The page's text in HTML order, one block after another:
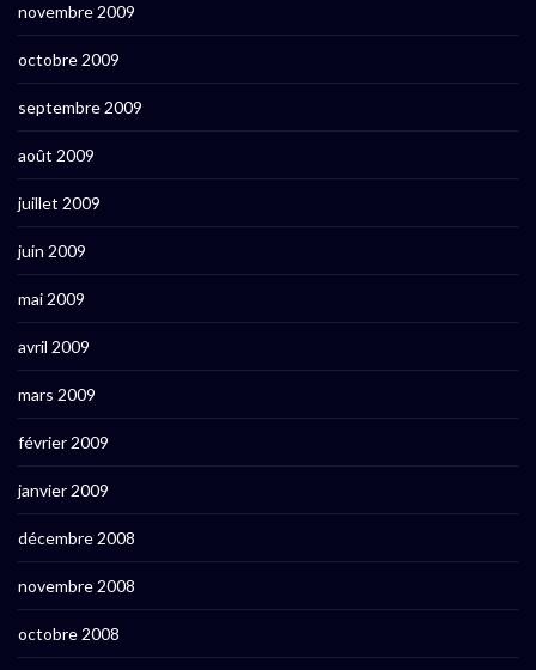
novembre 2009
octobre 2009
septembre 2009
août 2009
juillet 2009
juin 2009
mai 2009
avril 2009
mars 2009
février 2009
janvier 2009
décembre 2008
novembre 2008
octobre 2008